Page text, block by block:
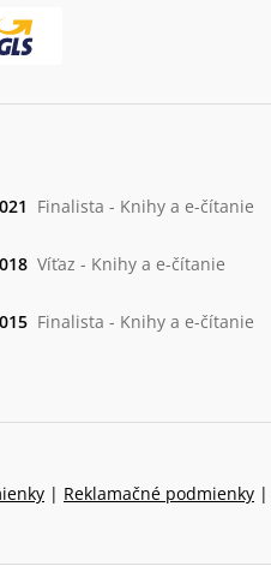
Finalista - Knihy a e-čítanie
Víťaz - Knihy a e-čítanie
Finalista - Knihy a e-čítanie
| Reklamačné podmienky |